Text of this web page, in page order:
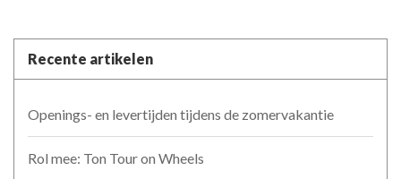
Recente artikelen
Openings- en levertijden tijdens de zomervakantie
Rol mee: Ton Tour on Wheels